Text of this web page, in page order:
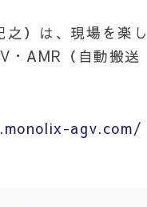
）は、現場を楽し
・AMR（自動搬送
agv.com/